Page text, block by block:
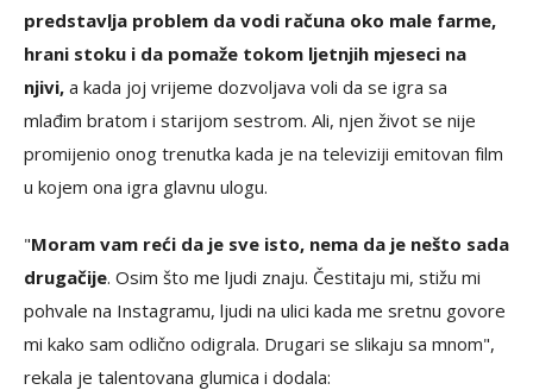
predstavlja problem da vodi računa oko male farme,
hrani stoku i da pomaže tokom ljetnjih mjeseci na
njivi, a kada joj vrijeme dozvoljava voli da se igra sa
mlađim bratom i starijom sestrom. Ali, njen život se nije
promijenio onog trenutka kada je na televiziji emitovan film
u kojem ona igra glavnu ulogu.
"Moram vam reći da je sve isto, nema da je nešto sada
drugačije. Osim što me ljudi znaju. Čestitaju mi, stižu mi
pohvale na Instagramu, ljudi na ulici kada me sretnu govore
mi kako sam odlično odigrala. Drugari se slikaju sa mnom",
rekala je talentovana glumica i dodala: